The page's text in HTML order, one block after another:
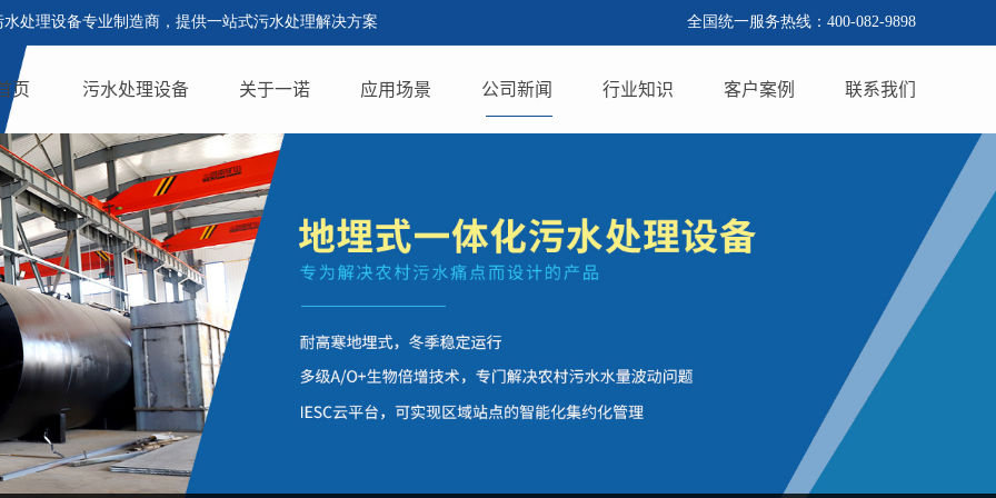
水处理设备专业制造商，提供一站式污水处理解决方案 全国统一服务热线：400-082-9898
页 污水处理设备 关于一诺 应用场景 公司新闻 行业知识 客户案例 联系我们